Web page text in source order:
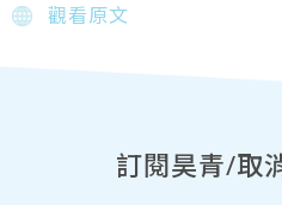
觀看原文
訂閱昊青/取